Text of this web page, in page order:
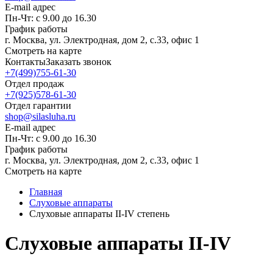
E-mail адрес
Пн-Чт: с 9.00 до 16.30
График работы
г. Москва, ул. Электродная, дом 2, с.33, офис 1
Смотреть на карте
КонтактыЗаказать звонок
+7(499)755-61-30
Отдел продаж
+7(925)578-61-30
Отдел гарантии
shop@silasluha.ru
E-mail адрес
Пн-Чт: с 9.00 до 16.30
График работы
г. Москва, ул. Электродная, дом 2, с.33, офис 1
Смотреть на карте
Главная
Слуховые аппараты
Слуховые аппараты II-IV степень
Слуховые аппараты II-IV